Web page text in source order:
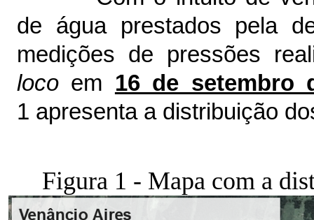
de água prestados pela
medições de pressões
loco em 16 de setembro
1 apresenta a distribuição
Figura 1 - Mapa com a